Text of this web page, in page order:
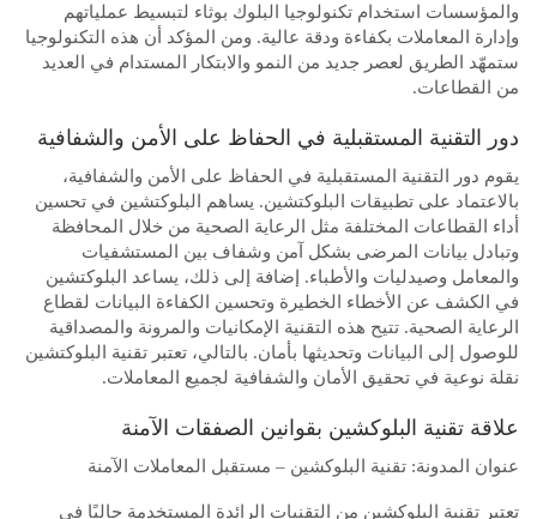
والمؤسسات استخدام تكنولوجيا البلوك بوثاء لتبسيط عملياتهم
وإدارة المعاملات بكفاءة ودقة عالية. ومن المؤكد أن هذه التكنولوجيا
ستمهّد الطريق لعصر جديد من النمو والابتكار المستدام في العديد
من القطاعات.
دور التقنية المستقبلية في الحفاظ على الأمن والشفافية
يقوم دور التقنية المستقبلية في الحفاظ على الأمن والشفافية،
بالاعتماد على تطبيقات البلوكتشين. يساهم البلوكتشين في تحسين
أداء القطاعات المختلفة مثل الرعاية الصحية من خلال المحافظة
وتبادل بيانات المرضى بشكل آمن وشفاف بين المستشفيات
والمعامل وصيدليات والأطباء. إضافة إلى ذلك، يساعد البلوكتشين
في الكشف عن الأخطاء الخطيرة وتحسين الكفاءة البيانات لقطاع
الرعاية الصحية. تتيح هذه التقنية الإمكانيات والمرونة والمصداقية
للوصول إلى البيانات وتحديثها بأمان. بالتالي، تعتبر تقنية البلوكتشين
نقلة نوعية في تحقيق الأمان والشفافية لجميع المعاملات.
علاقة تقنية البلوكشين بقوانين الصفقات الآمنة
عنوان المدونة: تقنية البلوكشين – مستقبل المعاملات الآمنة
تعتبر تقنية البلوكشين من التقنيات الرائدة المستخدمة حاليًا في